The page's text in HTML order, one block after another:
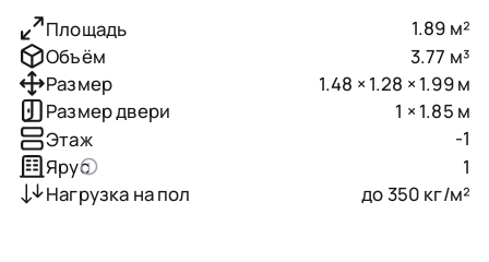
Площадь
1.89 м²
Объём
3.77 м³
Размер
1.48 × 1.28 × 1.99 м
Размер двери
1 × 1.85 м
Этаж
-1
Ярус
1
Нагрузка на пол
до 350 кг/м²